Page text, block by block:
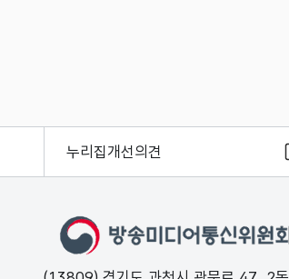
누리집개선의견